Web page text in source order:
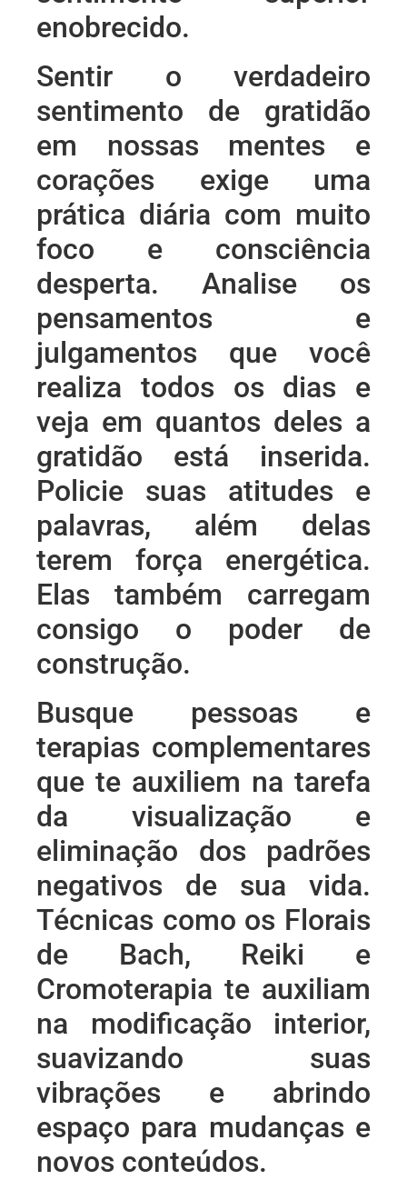
enobrecido.
Sentir o verdadeiro
sentimento de gratidão
em nossas mentes e
corações exige uma
prática diária com muito
foco e consciência
desperta. Analise os
pensamentos e
julgamentos que você
realiza todos os dias e
veja em quantos deles a
gratidão está inserida.
Policie suas atitudes e
palavras, além delas
terem força energética.
Elas também carregam
consigo o poder de
construção.
Busque pessoas e
terapias complementares
que te auxiliem na tarefa
da visualização e
eliminação dos padrões
negativos de sua vida.
Técnicas como os Florais
de Bach, Reiki e
Cromoterapia te auxiliam
na modificação interior,
suavizando suas
vibrações e abrindo
espaço para mudanças e
novos conteúdos.